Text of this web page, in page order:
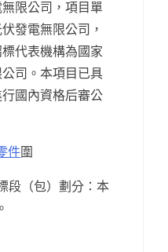
無限公司，項目單
發電無限公司，
代表機構為國家
司。本項目已具
國內資格后審公
件圍
段（包）劃分：本